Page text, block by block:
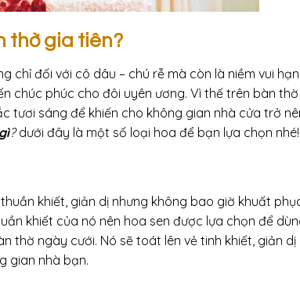
thờ gia tiên?
chỉ đối với cô dâu – chú rễ mà còn là niềm vui
chúc phúc cho đôi uyên ương. Vì thế trên bàn
tươi sáng để khiến cho không gian nhà cửa trở
?dưới đây là một số loại hoa để bạn lựa chọn nhé!
khiết, giản dị nhưng không bao giờ khuất
khiết của nó nên hoa sen được lựa chọn để
thờ ngày cưới. Nó sẽ toát lên vẻ tinh khiết, giản dị
gian nhà bạn.